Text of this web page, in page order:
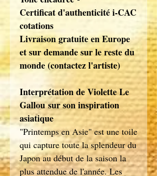
Certificat d'authenticité i-CAC
cotations
Livraison gratuite en Europe
et sur demande sur le reste du
monde (contactez l'artiste)
Interprétation de Violette Le
Gallou sur son inspiration
asiatique
"Printemps en Asie" est une toile
qui capture toute la splendeur du
Japon au début de la saison la
plus attendue de l'année. Les